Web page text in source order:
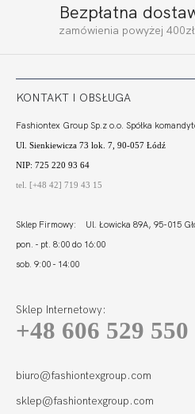
ACTIVE BOKSERKA
ACTIVE LEGGINSY
Bezpłatna
zamówienia powyżej 400zł
KONTAKT I OBSŁUGA
Fashiontex Group Sp.z o.o. Spółka
Ul. Sienkiewicza 73 lok. 7, 90-057 Łódź
NIP: 725 220 93 64
tel. [+48 42] 719 43 15
Sklep Firmowy: Ul. Łowicka 89A, 95-015
pon. - pt. 8:00 do 16:00
sob. 9:00 - 14:00
Sklep Internetowy:
+48 606 529 550
biuro@fashiontexgroup.com
sklep@fashiontexgroup.com